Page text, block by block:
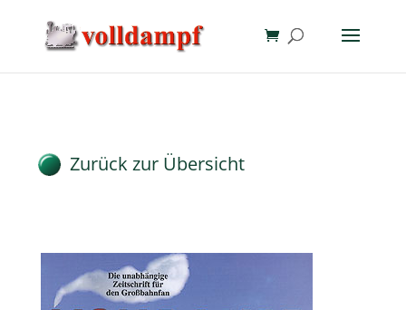
Zurück zur Übersicht